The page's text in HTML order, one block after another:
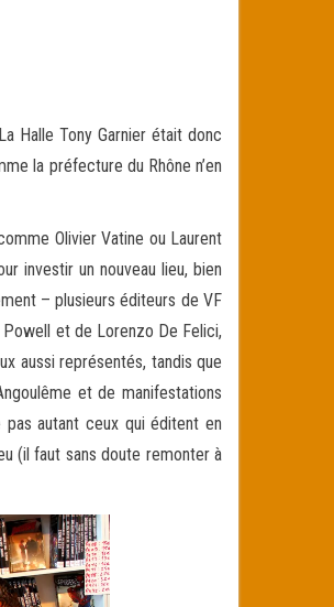
Halle Tony Garnier était donc
la préfecture du Rhône n’en
Olivier Vatine ou Laurent
investir un nouveau lieu, bien
– plusieurs éditeurs de VF
Powell et de Lorenzo De Felici,
aussi représentés, tandis que
et de manifestations
pas autant ceux qui éditent en
(il faut sans doute remonter à